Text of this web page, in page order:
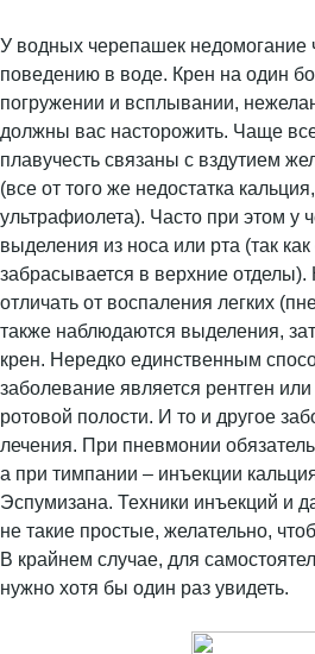
У водных черепашек недомогание
поведению в воде. Крен на один
погружении и всплывании,
должны вас насторожить. Чаще
плавучесть связаны с вздутием
(все от того же недостатка
ультрафиолета). Часто при этом у
выделения из носа или рта (так
забрасывается в верхние
отличать от воспаления легких
также наблюдаются выделения,
крен. Нередко единственным
заболевание является рентген
ротовой полости. И то и другое
лечения. При пневмонии
а при тимпании – инъекции
Эспумизана. Техники инъекций и
не такие простые, желательно,
В крайнем случае, для
нужно хотя бы один раз увидеть.